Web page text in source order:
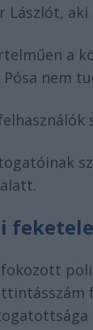
Lászlót,
a
nem